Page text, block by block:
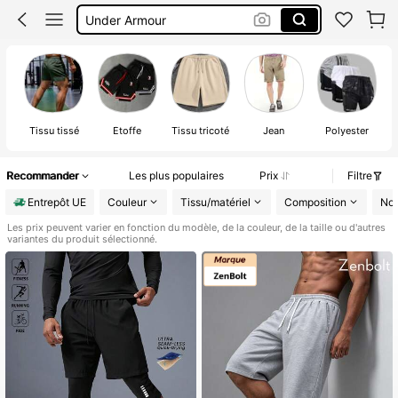
Under Armour
Short Homme été
Tissu tissé Étoffe Tissu tricoté Jean Polyester
Recommander Les plus populaires Prix
Filtre
Entrepôt UE
Couleur Tissu/matériel Composition
Les prix peuvent varier en fonction du modèle, de la couleur, de la taille ou d'autres
variantes du produit sélectionné.